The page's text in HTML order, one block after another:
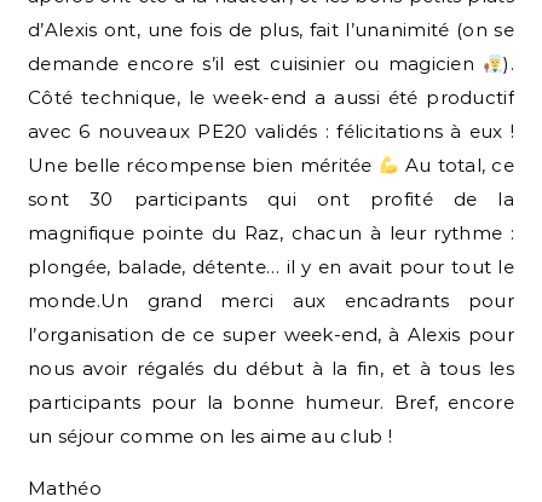
d’Alexis ont, une fois de plus, fait l’unanimité (on se
demande encore s’il est cuisinier ou magicien
).
Côté technique, le week-end a aussi été productif
avec 6 nouveaux PE20 validés : félicitations à eux !
Une belle récompense bien méritée
Au total, ce
sont 30 participants qui ont profité de la
magnifique pointe du Raz, chacun à leur rythme :
plongée, balade, détente… il y en avait pour tout le
monde.Un grand merci aux encadrants pour
l’organisation de ce super week-end, à Alexis pour
nous avoir régalés du début à la fin, et à tous les
participants pour la bonne humeur. Bref, encore
un séjour comme on les aime au club !
Mathéo